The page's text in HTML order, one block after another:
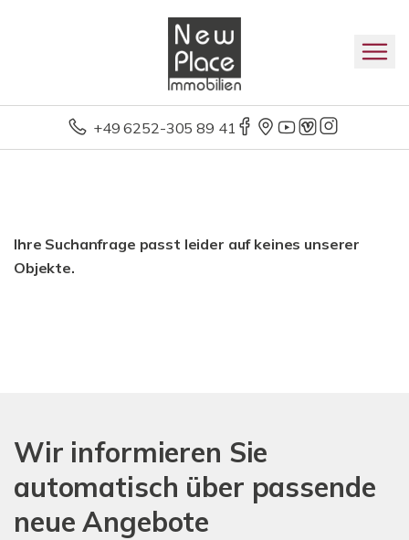
+49 6252-305 89 41
Ihre Suchanfrage passt leider auf keines unserer
Objekte.
Wir informieren Sie
automatisch über passende
neue Angebote